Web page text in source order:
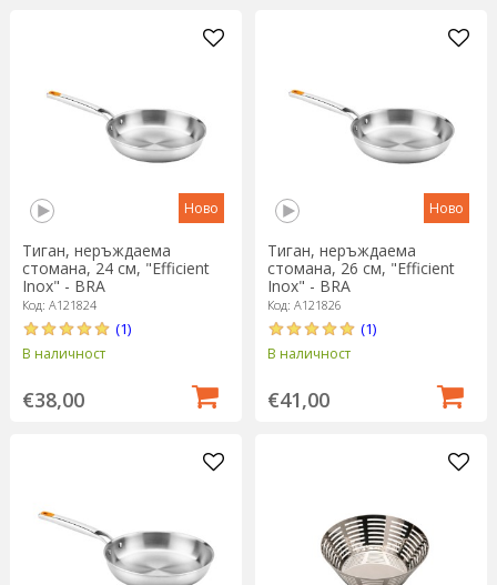
Ново
Тиган, неръждаема
стомана, 24 см, "Efficient
Inox" - BRA
Код: A121824
(1)
В наличност
€38,00
Ново
Тиган, неръждаема
стомана, 26 см, "Efficient
Inox" - BRA
Код: A121826
(1)
В наличност
€41,00